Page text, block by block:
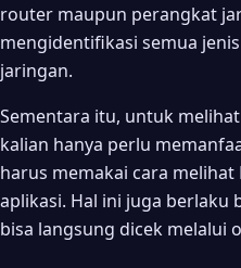
router maupun perangkat
mengidentifikasi semua
jaringan.
Sementara itu, untuk
kalian hanya perlu
harus memakai cara melihat
aplikasi. Hal ini juga berlaku
bisa langsung dicek melalui